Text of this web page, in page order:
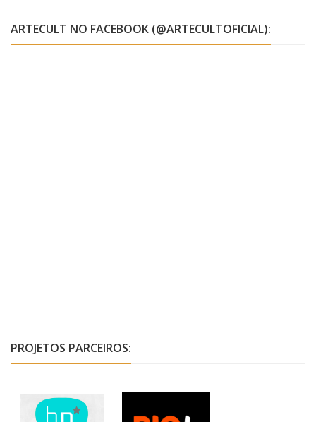
ARTECULT NO FACEBOOK (@ARTECULTOFICIAL):
PROJETOS PARCEIROS: